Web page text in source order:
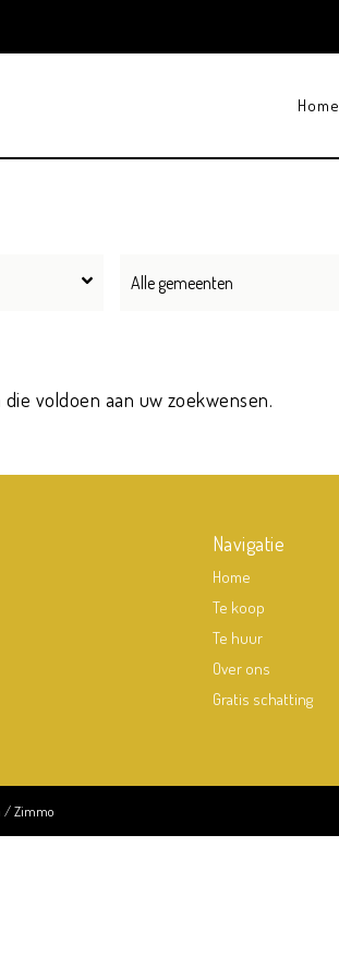
Home
Alle gemeenten
voldoen aan uw zoekwensen.
Navigatie
Home
Te koop
Te huur
Over ons
Gratis schatting
/Zimmo